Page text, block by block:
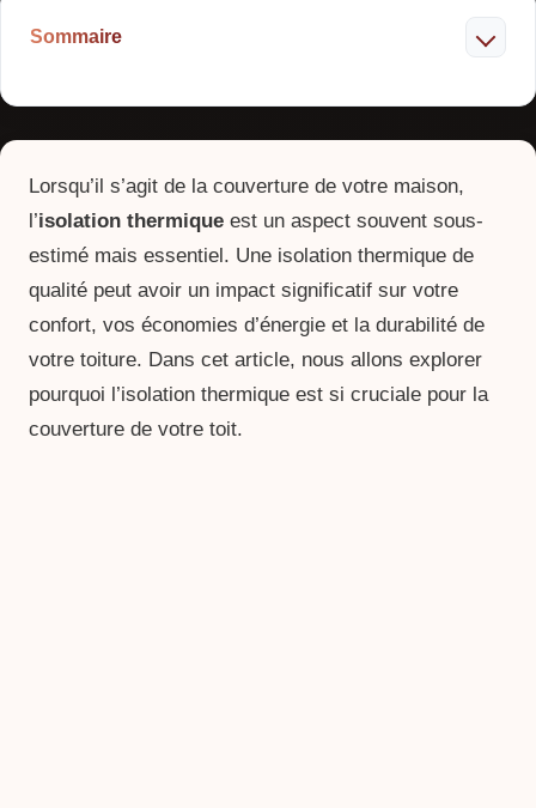
Sommaire
Lorsqu’il s’agit de la couverture de votre maison,
l’isolation thermique est un aspect souvent sous-
estimé mais essentiel. Une isolation thermique de
qualité peut avoir un impact significatif sur votre
confort, vos économies d’énergie et la durabilité de
votre toiture. Dans cet article, nous allons explorer
pourquoi l’isolation thermique est si cruciale pour la
couverture de votre toit.